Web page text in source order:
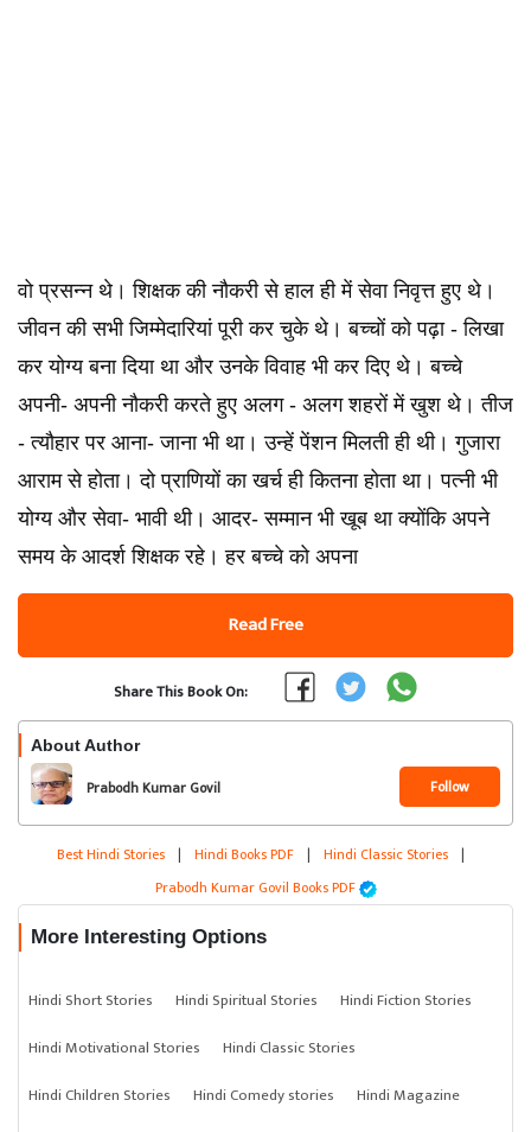
वो प्रसन्न थे। शिक्षक की नौकरी से हाल ही में सेवा निवृत्त हुए थे।
जीवन की सभी जिम्मेदारियां पूरी कर चुके थे। बच्चों को पढ़ा - लिखा
कर योग्य बना दिया था और उनके विवाह भी कर दिए थे। बच्चे
अपनी- अपनी नौकरी करते हुए अलग - अलग शहरों में खुश थे। तीज
- त्यौहार पर आना- जाना भी था। उन्हें पेंशन मिलती ही थी। गुजारा
आराम से होता। दो प्राणियों का खर्च ही कितना होता था। पत्नी भी
योग्य और सेवा- भावी थी। आदर- सम्मान भी खूब था क्योंकि अपने
समय के आदर्श शिक्षक रहे। हर बच्चे को अपना
Read Free
Share This Book On:
About Author
Prabodh Kumar Govil Follow
Best Hindi Stories | Hindi Books PDF | Hindi Classic Stories |
Prabodh Kumar Govil Books PDF
More Interesting Options
Hindi Short Stories Hindi Spiritual Stories
Hindi Fiction Stories
Hindi Motivational Stories
Hindi Classic Stories
Hindi Children Stories
Hindi Comedy stories
Hindi Magazine